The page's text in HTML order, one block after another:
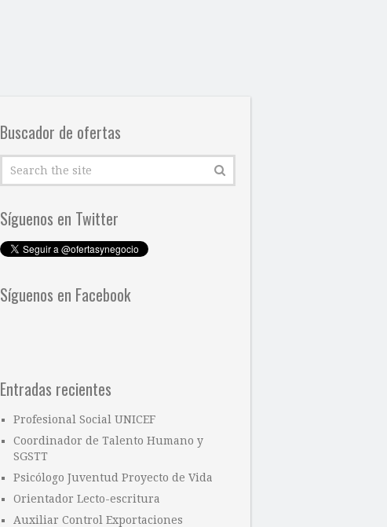
Buscador de ofertas
Síguenos en Twitter
Síguenos en Facebook
Entradas recientes
Profesional Social UNICEF
Coordinador de Talento Humano y
SGSTT
Psicólogo Juventud Proyecto de Vida
Orientador Lecto-escritura
Auxiliar Control Exportaciones